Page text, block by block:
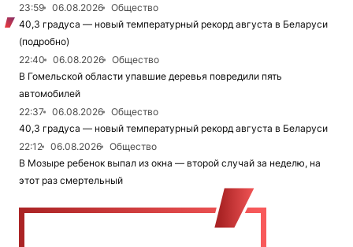
23:59 06.08.2026
Общество
40,3 градуса — новый температурный рекорд августа в Беларуси
(подробно)
22:40
06.08.2026
Общество
В Гомельской области упавшие деревья повредили пять
автомобилей
22:37
06.08.2026
Общество
40,3 градуса — новый температурный рекорд августа в Беларуси
22:12
06.08.2026
Общество
В Мозыре ребенок выпал из окна — второй случай за неделю, на
этот раз смертельный